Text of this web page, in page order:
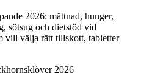
2026: mättnad, hunger,
sötsug och dietstöd vid
vill välja rätt tillskott, tabletter